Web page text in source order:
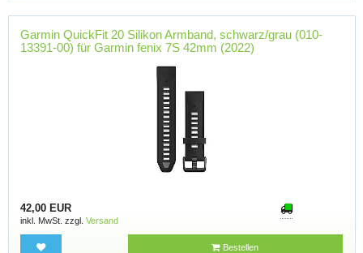
Garmin QuickFit 20 Silikon Armband, schwarz/grau (010-
13391-00) für Garmin fenix 7S 42mm (2022)
42,00 EUR
inkl. MwSt. zzgl. Versand
Bestellen